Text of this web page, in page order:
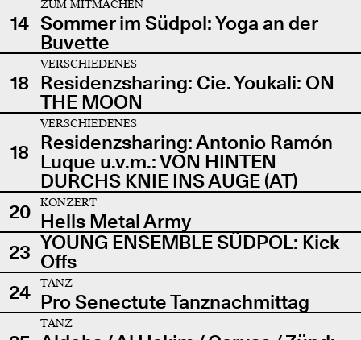
14
ZUM MITMACHEN
Sommer im Südpol: Yoga an der
Buvette
18
VERSCHIEDENES
Residenzsharing: Cie. Youkali: ON
THE MOON
18
VERSCHIEDENES
Residenzsharing: Antonio Ramón
Luque u.v.m.: VON HINTEN
DURCHS KNIE INS AUGE (AT)
20
KONZERT
Hells Metal Army
23 YOUNG ENSEMBLE SÜDPOL: Kick
Offs
24
TANZ
Pro Senectute Tanznachmittag
TANZ